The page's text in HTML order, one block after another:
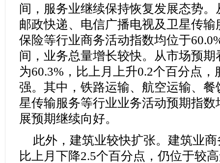
间，服务业继续保持恢复发展态势
邮政快递、电信广播电视及卫星传
保险等行业商务活动指数均位于
间，业务总量增长较快。从市场预
为60.3%，比上月上升0.2个百分点
强。其中，铁路运输、航空运输、
星传输服务等行业业务活动预期指数
展预期继续向好。
此外，建筑业较快扩张。建筑业
比上月下降2.5个百分点，仍位于较